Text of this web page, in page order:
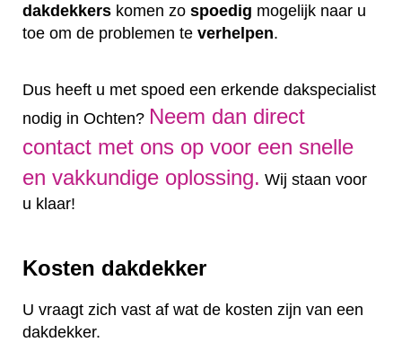
dakdekkers komen zo spoedig mogelijk naar u
toe om de problemen te verhelpen.
Dus heeft u met spoed een erkende dakspecialist
nodig in Ochten? Neem dan direct
contact met ons op voor een snelle
en vakkundige oplossing. Wij staan voor
u klaar!
Kosten dakdekker
U vraagt zich vast af wat de kosten zijn van een
dakdekker.